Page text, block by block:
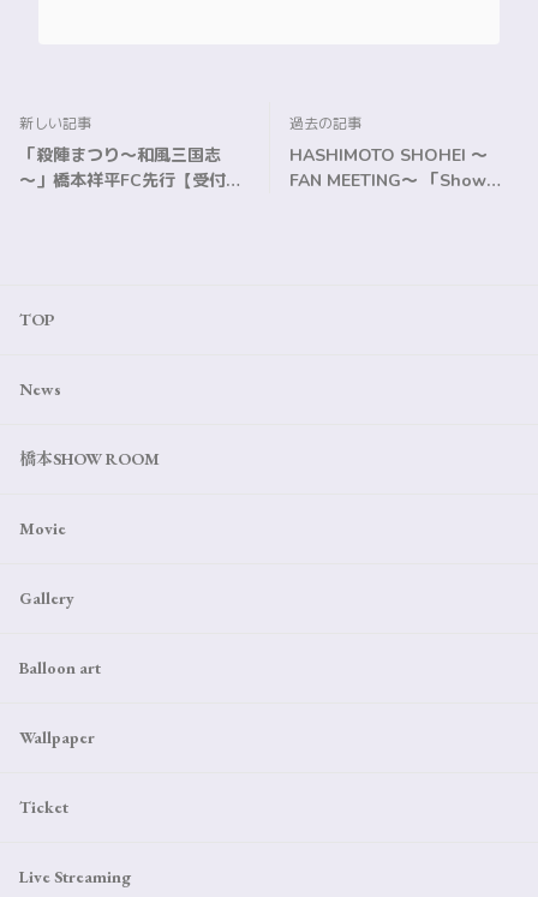
新しい記事
「殺陣まつり～和風三国志
～」橋本祥平FC先行【受付終
過去の記事
HASHIMOTO SHOHEI ～
FAN MEETING～ 「Show
TOP
News
橋本SHOW ROOM
Movie
Gallery
Balloon art
Wallpaper
Ticket
Live Streaming